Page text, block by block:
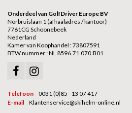
Onderdeel van GolfDriver Europe BV
Norbruislaan 1 (afhaaladres / kantoor)
7761CG Schoonebeek
Nederland
Kamer van Koophandel : 73807591
BTW nummer : NL 8596.71.070.B01
Telefoon
0031 (0)85 - 13 07 417
E-mail
Klantenservice@skihelm-online.nl